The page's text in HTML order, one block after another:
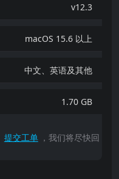
v12.3
macOS 15.6 以上
中文、英语及其他
1.70 GB
提交工单 ，我们将尽快回